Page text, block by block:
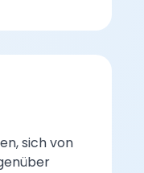
sich von